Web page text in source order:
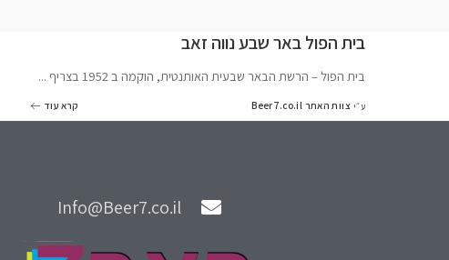
בית הפול באר שבע נווה זאב
בית הפול – הרשת הבאר שבעית האותנטית, הוקמה ב 1952 בצריף ...
ע״י צוות האתר Beer7.co.il קרא עוד
Info@Beer7.co.il